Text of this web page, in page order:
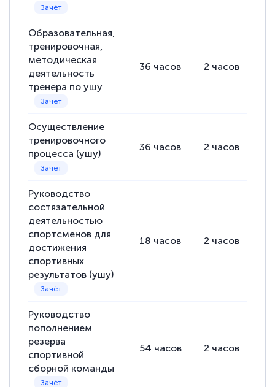
Образовательная,
тренировочная,
методическая
деятельность
тренера по ушу
36 часов 2 часов
Осуществление
тренировочного
процесса (ушу)
36 часов 2 часов
Руководство
состязательной
деятельностью
спортсменов для
достижения
спортивных
результатов (ушу)
18 часов 2 часов
Руководство
пополнением
резерва
спортивной
сборной команды
54 часов 2 часов